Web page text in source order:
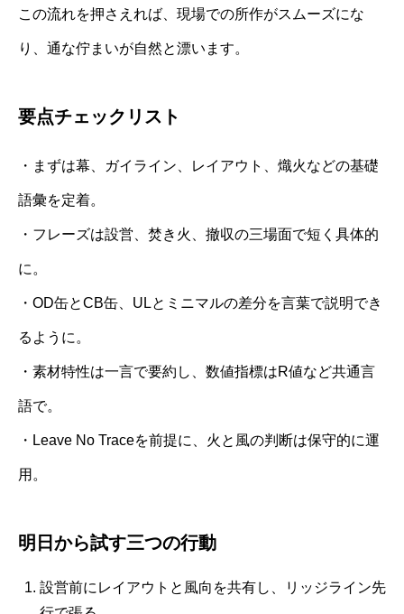
この流れを押さえれば、現場での所作がスムーズにな
り、通な佇まいが自然と漂います。
要点チェックリスト
・まずは幕、ガイライン、レイアウト、熾火などの基礎
語彙を定着。
・フレーズは設営、焚き火、撤収の三場面で短く具体的
に。
・OD缶とCB缶、ULとミニマルの差分を言葉で説明でき
るように。
・素材特性は一言で要約し、数値指標はR値など共通言
語で。
・Leave No Traceを前提に、火と風の判断は保守的に運
用。
明日から試す三つの行動
設営前にレイアウトと風向を共有し、リッジライン先